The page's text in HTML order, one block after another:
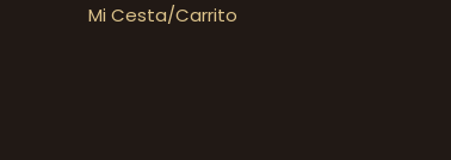
Mi Cesta/Carrito